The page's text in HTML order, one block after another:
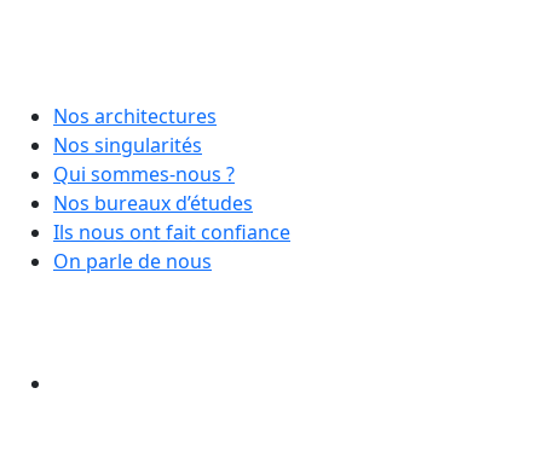
Nos architectures
Nos singularités
Qui sommes-nous ?
Nos bureaux d’études
Ils nous ont fait confiance
On parle de nous